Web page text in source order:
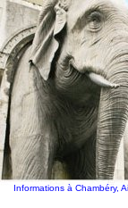
Informations à Chambéry,